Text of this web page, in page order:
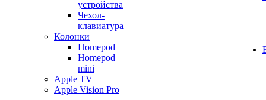
устройства
Чехол-
клавиатура
Колонки
Homepod
Homepod
mini
Apple TV
Apple Vision Pro